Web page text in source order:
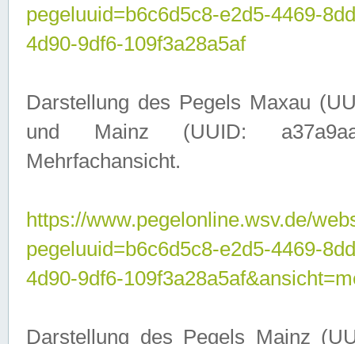
pegeluuid=b6c6d5c8-e2d5-4469-
4d90-9df6-109f3a28a5af
Darstellung des Pegels Maxau
und Mainz (UUID:
Mehrfachansicht.
https://www.pegelonline.wsv.de/
pegeluuid=b6c6d5c8-e2d5-4469-
4d90-9df6-
Darstellung des Pegels Mainz